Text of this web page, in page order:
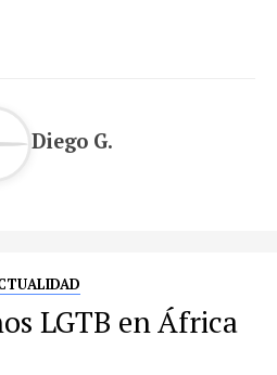
Diego G.
LGTB en África